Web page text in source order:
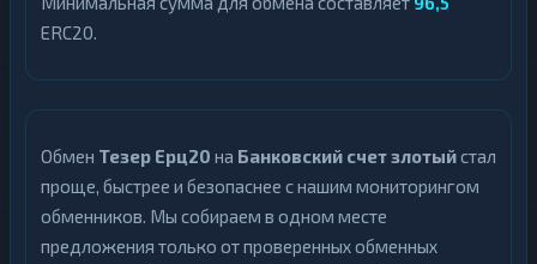
ERC20.
Обмен Тезер Ерц20 на Банковский счет злотыйстал
проще, быстрее и безопаснее с нашим мониторингом
обменников. Мы собираем в одном месте
предложения только от проверенных обменных